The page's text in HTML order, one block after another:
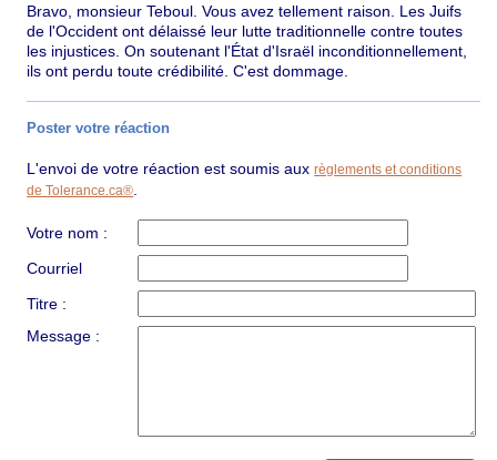
Bravo, monsieur Teboul. Vous avez tellement raison. Les Juifs
de l'Occident ont délaissé leur lutte traditionnelle contre toutes
les injustices. On soutenant l'État d'Israël inconditionnellement,
ils ont perdu toute crédibilité. C'est dommage.
Poster votre réaction
L'envoi de votre réaction est soumis auxrèglements et conditions
de Tolerance.ca®
Votre nom :
Courriel
Titre :
Message :